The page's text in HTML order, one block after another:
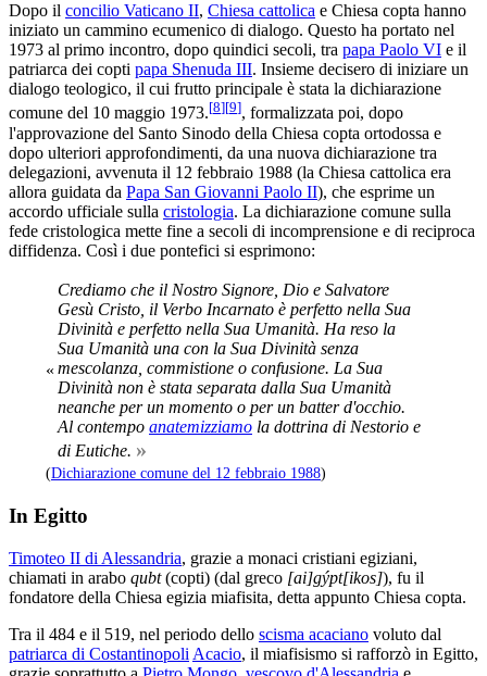
Dopo il concilio Vaticano II, Chiesa cattolica e Chiesa copta hanno
iniziato un cammino ecumenico di dialogo. Questo ha portato nel
1973 al primo incontro, dopo quindici secoli, tra papa Paolo VI e il
patriarca dei copti papa Shenuda III. Insieme decisero di iniziare un
dialogo teologico, il cui frutto principale è stata la dichiarazione
comune del 10 maggio 1973.[8][9], formalizzata poi, dopo
l'approvazione del Santo Sinodo della Chiesa copta ortodossa e
dopo ulteriori approfondimenti, da una nuova dichiarazione tra
delegazioni, avvenuta il 12 febbraio 1988 (la Chiesa cattolica era
allora guidata da Papa San Giovanni Paolo II), che esprime un
accordo ufficiale sulla cristologia. La dichiarazione comune sulla
fede cristologica mette fine a secoli di incomprensione e di reciproca
diffidenza. Così i due pontefici si esprimono:
«
Crediamo che il Nostro Signore, Dio e Salvatore
Gesù Cristo, il Verbo Incarnato è perfetto nella Sua
Divinità e perfetto nella Sua Umanità. Ha reso la
Sua Umanità una con la Sua Divinità senza
mescolanza, commistione o confusione. La Sua
Divinità non è stata separata dalla Sua Umanità
neanche per un momento o per un batter d'occhio.
Al contempo anatemizziamo la dottrina di Nestorio e
di Eutiche. »
(Dichiarazione comune del 12 febbraio 1988)
In Egitto
Timoteo II di Alessandria, grazie a monaci cristiani egiziani,
chiamati in arabo qubt(copti) (dal greco [ai]gýpt[ikos]), fu il
fondatore della Chiesa egizia miafisita, detta appunto Chiesa copta.
Tra il 484 e il 519, nel periodo dello scisma acaciano voluto dal
patriarca di Costantinopoli Acacio, il miafisismo si rafforzò in Egitto,